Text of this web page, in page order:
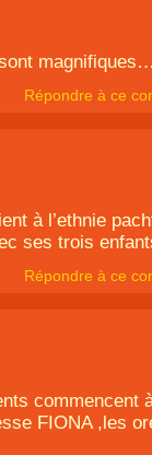
Répondre à ce
à l’ethnie
ses trois
Répondre à ce
commencent
FIONA ,les